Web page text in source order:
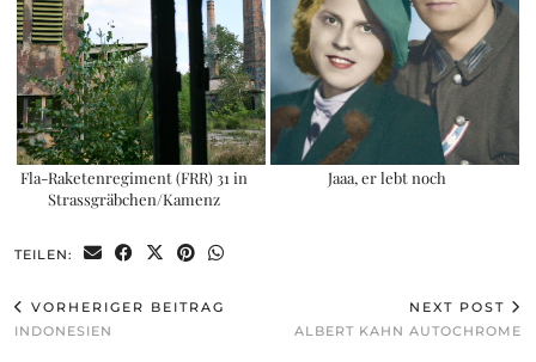
Fla-Raketenregiment (FRR) 31 in
Strassgräbchen/Kamenz
Jaaa, er lebt noch
TEILEN:
VORHERIGER BEITRAG
INDONESIEN
NEXT POST
ALBERT KAHN AUTOCHROME